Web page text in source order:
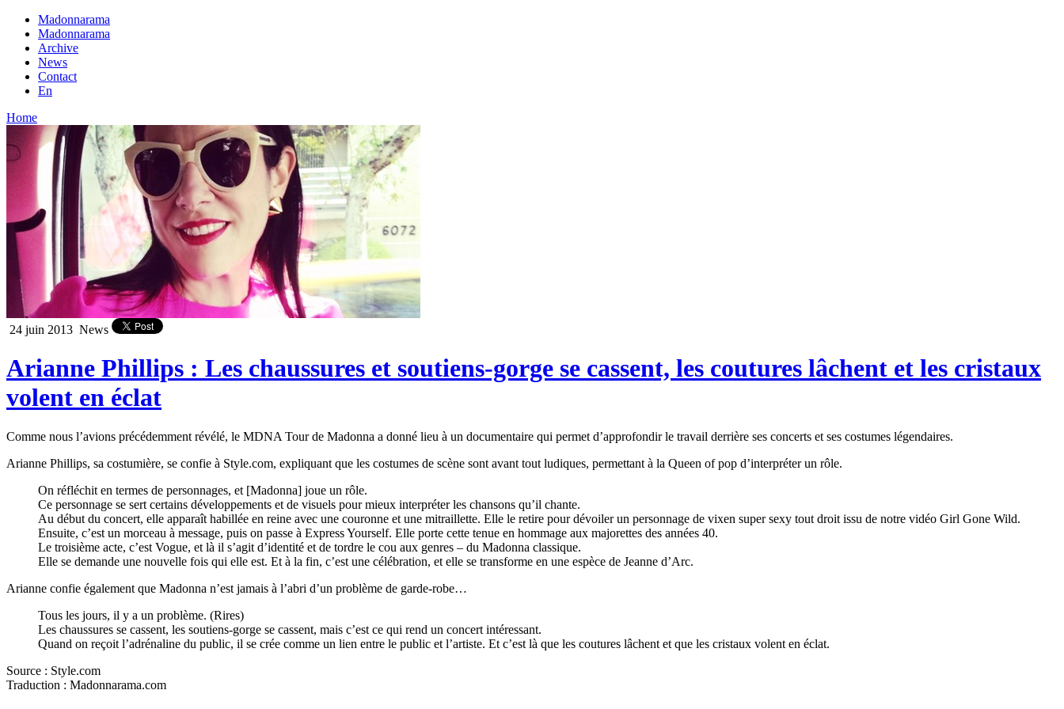
Madonnarama
Madonnarama
Archive
News
Contact
En
Home
24 juin 2013 News
Arianne Phillips : Les chaussures et soutiens-gorge se cassent, les coutures lâchent et les cristaux
volent en éclat
Comme nous l’avions précédemment révélé, le MDNA Tour de Madonna a donné lieu à un documentaire qui permet d’approfondir le travail derrière ses concerts et ses costumes légendaires.
Arianne Phillips, sa costumière, se confie à Style.com, expliquant que les costumes de scène sont avant tout ludiques, permettant à la Queen of pop d’interpréter un rôle.
On réfléchit en termes de personnages, et [Madonna] joue un rôle.
Ce personnage se sert certains développements et de visuels pour mieux interpréter les chansons qu’il chante.
Au début du concert, elle apparaît habillée en reine avec une couronne et une mitraillette. Elle le retire pour dévoiler un personnage de vixen super sexy tout droit issu de notre vidéo Girl Gone Wild.
Ensuite, c’est un morceau à message, puis on passe à Express Yourself. Elle porte cette tenue en hommage aux majorettes des années 40.
Le troisième acte, c’est Vogue, et là il s’agit d’identité et de tordre le cou aux genres – du Madonna classique.
Elle se demande une nouvelle fois qui elle est. Et à la fin, c’est une célébration, et elle se transforme en une espèce de Jeanne d’Arc.
Arianne confie également que Madonna n’est jamais à l’abri d’un problème de garde-robe…
Tous les jours, il y a un problème. (Rires)
Les chaussures se cassent, les soutiens-gorge se cassent, mais c’est ce qui rend un concert intéressant.
Quand on reçoit l’adrénaline du public, il se crée comme un lien entre le public et l’artiste. Et c’est là que les coutures lâchent et que les cristaux volent en éclat.
Source : Style.com
Traduction : Madonnarama.com